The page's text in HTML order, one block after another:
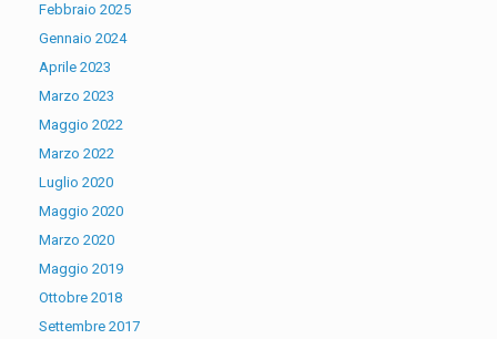
Febbraio 2025
Gennaio 2024
Aprile 2023
Marzo 2023
Maggio 2022
Marzo 2022
Luglio 2020
Maggio 2020
Marzo 2020
Maggio 2019
Ottobre 2018
Settembre 2017